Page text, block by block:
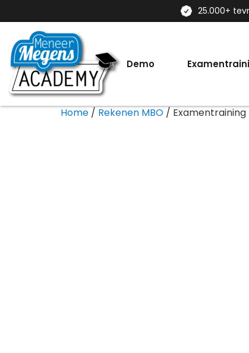
25.000+
Demo
Home / Rekenen MBO / Examentraining